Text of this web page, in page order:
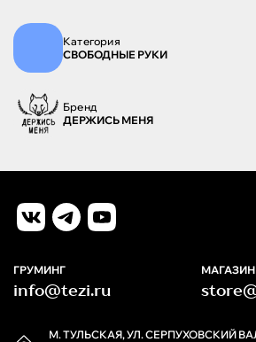
Категория
СВОБОДНЫЕ РУКИ
Бренд
ДЕРЖИСЬ МЕНЯ
М. ТУЛЬСКАЯ, УЛ. СЕРПУХОВСКИЙ
ГРУМИНГ
info@tezi.ru
МАГАЗИН